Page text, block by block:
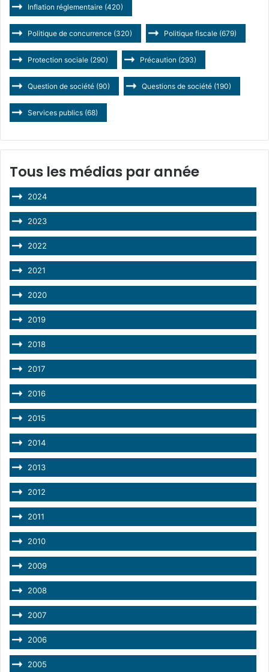
Inflation réglementaire (420)
Politique de concurrence (320) Politique fiscale (679)
Protection sociale (290) Précaution (293)
Question de société (90) Questions de société (190)
Services publics (68)
Tous les médias par année
2024
2023
2022
2021
2020
2019
2018
2017
2016
2015
2014
2013
2012
2011
2010
2009
2008
2007
2006
2005